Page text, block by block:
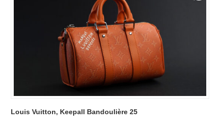
Louis Vuitton, Keepall Bandoulière 25